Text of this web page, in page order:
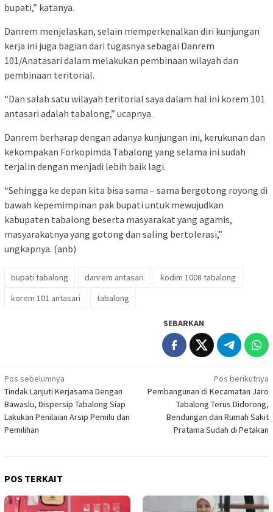
bupati,” katanya.
Danrem menjelaskan, selain memperkenalkan diri kunjungan
kerja ini juga bagian dari tugasnya sebagai Danrem
101/Anatasari dalam melakukan pembinaan wilayah dan
pembinaan teritorial.
“Dan salah satu wilayah teritorial saya dalam hal ini korem 101
antasari adalah tabalong,” ucapnya.
Danrem berharap dengan adanya kunjungan ini, kerukunan dan
kekompakan Forkopimda Tabalong yang selama ini sudah
terjalin dengan menjadi lebih baik lagi.
“Sehingga ke depan kita bisa sama – sama bergotong royong di
bawah kepemimpinan pak bupati untuk mewujudkan
kabupaten tabalong beserta masyarakat yang agamis,
masyarakatnya yang gotong dan saling bertolerasi,”
ungkapnya. (anb)
bupati tabalong danrem antasari
kodim 1008 tabalong
korem 101 antasari
tabalong
SEBARKAN
Navigasi
pos
Pos sebelumnya
Tindak Lanjuti Kerjasama Dengan
Bawaslu, Dispersip Tabalong Siap
Lakukan Penilaian Arsip Pemilu dan
Pemilihan
Pos berikutnya
Pembangunan di Kecamatan Jaro
Tabalong Terus Didorong,
Bendungan dan Rumah Sakit
Pratama Sudah di Petakan
POS TERKAIT